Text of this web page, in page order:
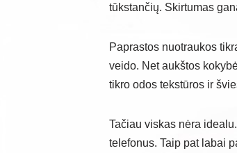
tūkstančių. Skirtumas
Paprastos nuotraukos
veido. Net aukštos
tikro odos tekstūros ir
Tačiau viskas nėra
telefonus. Taip pat labai